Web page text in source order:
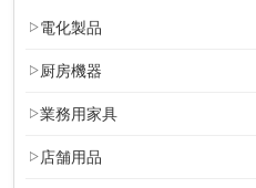
電化製品
厨房機器
業務用家具
店舗用品